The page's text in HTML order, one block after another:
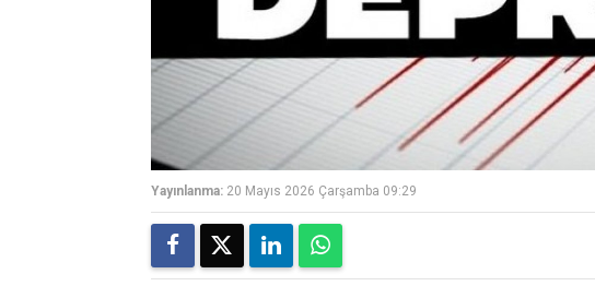
Yayınlanma: 20 Mayıs 2026 Çarşamba 09:29